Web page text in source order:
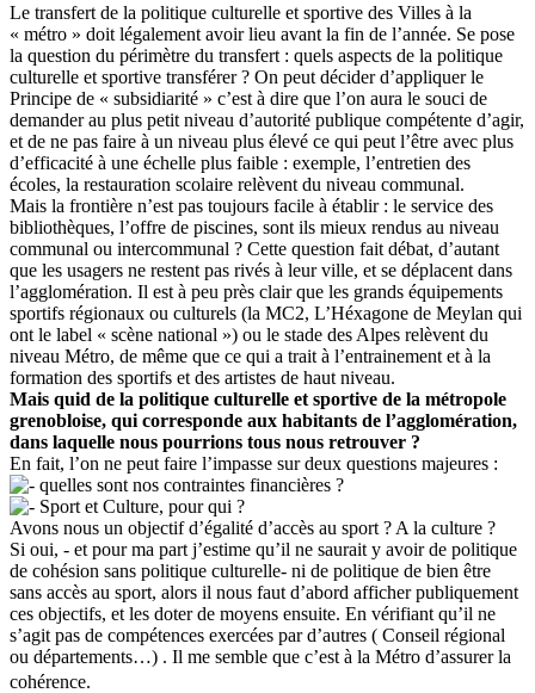
Le transfert de la politique culturelle et sportive des Villes à la
« métro » doit légalement avoir lieu avant la fin de l’année. Se pose
la question du périmètre du transfert : quels aspects de la politique
culturelle et sportive transférer ? On peut décider d’appliquer le
Principe de « subsidiarité » c’est à dire que l’on aura le souci de
demander au plus petit niveau d’autorité publique compétente d’agir,
et de ne pas faire à un niveau plus élevé ce qui peut l’être avec plus
d’efficacité à une échelle plus faible : exemple, l’entretien des
écoles, la restauration scolaire relèvent du niveau communal.
Mais la frontière n’est pas toujours facile à établir : le service des
bibliothèques, l’offre de piscines, sont ils mieux rendus au niveau
communal ou intercommunal ? Cette question fait débat, d’autant
que les usagers ne restent pas rivés à leur ville, et se déplacent dans
l’agglomération. Il est à peu près clair que les grands équipements
sportifs régionaux ou culturels (la MC2, L’Héxagone de Meylan qui
ont le label « scène national ») ou le stade des Alpes relèvent du
niveau Métro, de même que ce qui a trait à l’entrainement et à la
formation des sportifs et des artistes de haut niveau.
Mais quid de la politique culturelle et sportive de la métropole
grenobloise, qui corresponde aux habitants de l’agglomération,
dans laquelle nous pourrions tous nous retrouver ?
En fait, l’on ne peut faire l’impasse sur deux questions majeures :
quelles sont nos contraintes financières ?
Sport et Culture, pour qui ?
Avons nous un objectif d’égalité d’accès au sport ? A la culture ?
Si oui, - et pour ma part j’estime qu’il ne saurait y avoir de politique
de cohésion sans politique culturelle- ni de politique de bien être
sans accès au sport, alors il nous faut d’abord afficher publiquement
ces objectifs, et les doter de moyens ensuite. En vérifiant qu’il ne
s’agit pas de compétences exercées par d’autres ( Conseil régional
ou départements…) . Il me semble que c’est à la Métro d’assurer la
cohérence.